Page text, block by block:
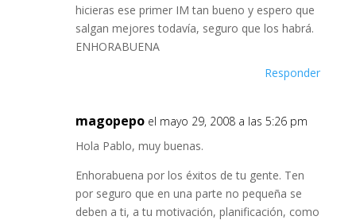
hicieras ese primer IM tan bueno y espero que
salgan mejores todavía, seguro que los habrá.
ENHORABUENA
Responder
magopepo el mayo 29, 2008 a las 5:26 pm
Hola Pablo, muy buenas.
Enhorabuena por los éxitos de tu gente. Ten
por seguro que en una parte no pequeña se
deben a ti, a tu motivación, planificación, como